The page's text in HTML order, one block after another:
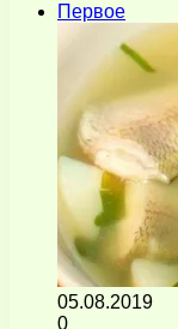
Первое
05.08.2019
0